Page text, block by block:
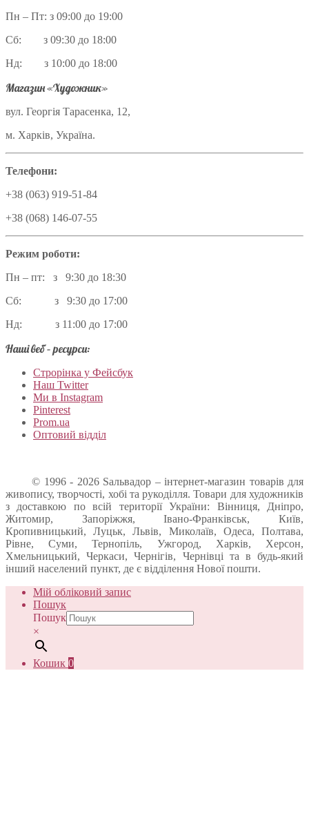
Пн – Пт: з 09:00 до 19:00
Сб: з 09:30 до 18:00
Нд: з 10:00 до 18:00
Магазин «Художник»
вул. Георгія Тарасенка, 12,
м. Харків, Україна.
Телефони:
+38 (063) 919-51-84
+38 (068) 146-07-55
Режим роботи:
Пн – пт: з 9:30 до 18:30
Сб: з 9:30 до 17:00
Нд: з 11:00 до 17:00
Наші веб – ресурси:
Строрінка у Фейсбук
Наш Twitter
Ми в Instagram
Pinterest
Prom.ua
Оптовий відділ
© 1996 - 2026 Sальвадор – інтернет-магазин товарів для
живопису, творчості, хобі та рукоділля. Товари для художників
з доставкою по всій території України: Вінниця, Дніпро,
Житомир, Запоріжжя, Івано-Франківськ, Київ,
Кропивницький, Луцьк, Львів, Миколаїв, Одеса, Полтава,
Рівне, Суми, Тернопіль, Ужгород, Харків, Херсон,
Хмельницький, Черкаси, Чернігів, Чернівці та в будь-який
інший населений пункт, де є відділення Нової пошти.
Мій обліковий запис
Пошук
Пошук
×
Кошик 0